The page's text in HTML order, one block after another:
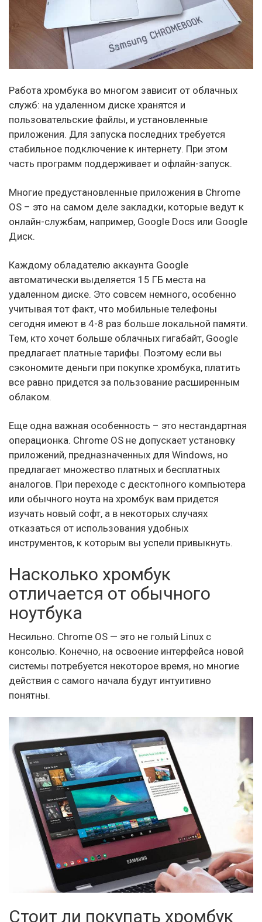
Работа хромбука во многом зависит от облачных
служб: на удаленном диске хранятся и
пользовательские файлы, и установленные
приложения. Для запуска последних требуется
стабильное подключение к интернету. При этом
часть программ поддерживает и офлайн-запуск.
Многие предустановленные приложения в Chrome
OS – это на самом деле закладки, которые ведут к
онлайн-службам, например, Google Docs или Google
Диск.
Каждому обладателю аккаунта Google
автоматически выделяется 15 ГБ места на
удаленном диске. Это совсем немного, особенно
учитывая тот факт, что мобильные телефоны
сегодня имеют в 4-8 раз больше локальной памяти.
Тем, кто хочет больше облачных гигабайт, Google
предлагает платные тарифы. Поэтому если вы
сэкономите деньги при покупке хромбука, платить
все равно придется за пользование расширенным
облаком.
Еще одна важная особенность – это нестандартная
операционка. Chrome OS не допускает установку
приложений, предназначенных для Windows, но
предлагает множество платных и бесплатных
аналогов. При переходе с десктопного компьютера
или обычного ноута на хромбук вам придется
изучать новый софт, а в некоторых случаях
отказаться от использования удобных
инструментов, к которым вы успели привыкнуть.
Насколько хромбук
отличается от обычного
ноутбука
Несильно. Chrome OS — это не голый Linux с
консолью. Конечно, на освоение интерфейса новой
системы потребуется некоторое время, но многие
действия с самого начала будут интуитивно
понятны.
Стоит ли покупать хромбук